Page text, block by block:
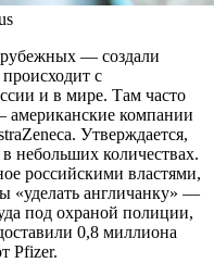
— создали
с
и в мире. Там часто
компании
Утверждается,
небольших количествах.
российскими властями,
«уделать англичанку» —
под охраной полиции,
0,8 миллиона
Pfizer.